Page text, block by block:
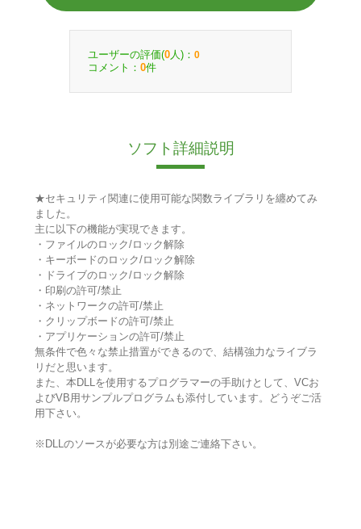
ユーザーの評価(0 人)： 0
コメント： 0件
ソフト詳細説明
★セキュリティ関連に使用可能な関数ライブラリを纏めてみ
ました。
主に以下の機能が実現できます。
・ファイルのロック/ロック解除
・キーボードのロック/ロック解除
・ドライブのロック/ロック解除
・印刷の許可/禁止
・ネットワークの許可/禁止
・クリップボードの許可/禁止
・アプリケーションの許可/禁止
無条件で色々な禁止措置ができるので、結構強力なライブラ
リだと思います。
また、本DLLを使用するプログラマーの手助けとして、VCお
よびVB用サンプルプログラムも添付しています。どうぞご活
用下さい。
※DLLのソースが必要な方は別途ご連絡下さい。